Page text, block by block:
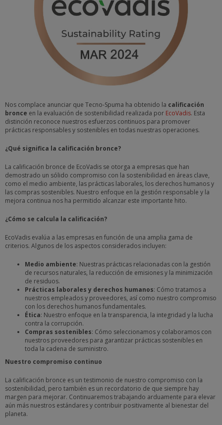
Nos complace anunciar que Tecno-Spuma ha obtenido la calificación
bronce en la evaluación de sostenibilidad realizada por EcoVadis. Esta
distinción reconoce nuestros esfuerzos continuos para promover
prácticas responsables y sostenibles en todas nuestras operaciones.
¿Qué significa la calificación bronce?
La calificación bronce de EcoVadis se otorga a empresas que han
demostrado un sólido compromiso con la sostenibilidad en áreas clave,
como el medio ambiente, las prácticas laborales, los derechos humanos y
las compras sostenibles. Nuestro enfoque en la gestión responsable y la
mejora continua nos ha permitido alcanzar este importante hito.
¿Cómo se calcula la calificación?
EcoVadis evalúa a las empresas en función de una amplia gama de
criterios. Algunos de los aspectos considerados incluyen:
Medio ambiente: Nuestras prácticas relacionadas con la gestión
de recursos naturales, la reducción de emisiones y la minimización
de residuos.
Prácticas laborales y derechos humanos: Cómo tratamos a
nuestros empleados y proveedores, así como nuestro compromiso
con los derechos humanos fundamentales.
Ética: Nuestro enfoque en la transparencia, la integridad y la lucha
contra la corrupción.
Compras sostenibles: Cómo seleccionamos y colaboramos con
nuestros proveedores para garantizar prácticas sostenibles en
toda la cadena de suministro.
Nuestro compromiso continuo
La calificación bronce es un testimonio de nuestro compromiso con la
sostenibilidad, pero también es un recordatorio de que siempre hay
margen para mejorar. Continuaremos trabajando arduamente para elevar
aún más nuestros estándares y contribuir positivamente al bienestar del
planeta.